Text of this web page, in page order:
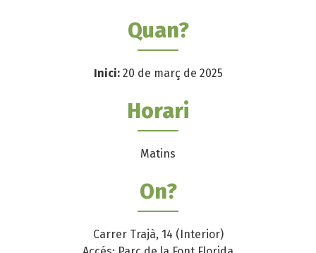
Quan?
Inici: 20 de març de 2025
Horari
Matins
On?
Carrer Trajà, 14 (Interior)